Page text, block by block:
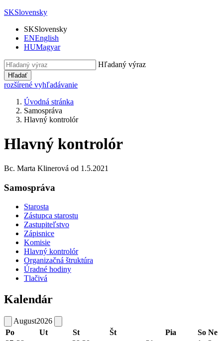
SKSlovensky
SKSlovensky
ENEnglish
HUMagyar
Hľadaný výraz
Hľadať
rozšírené vyhľadávanie
Úvodná stránka
Samospráva
Hlavný kontrolór
Hlavný kontrolór
Bc. Marta Klinerová od 1.5.2021
Samospráva
Starosta
Zástupca starostu
Zastupiteľstvo
Zápisnice
Komisie
Hlavný kontrolór
Organizačná štruktúra
Úradné hodiny
Tlačivá
Kalendár
August2026
Po
Ut St Št Pia So Ne